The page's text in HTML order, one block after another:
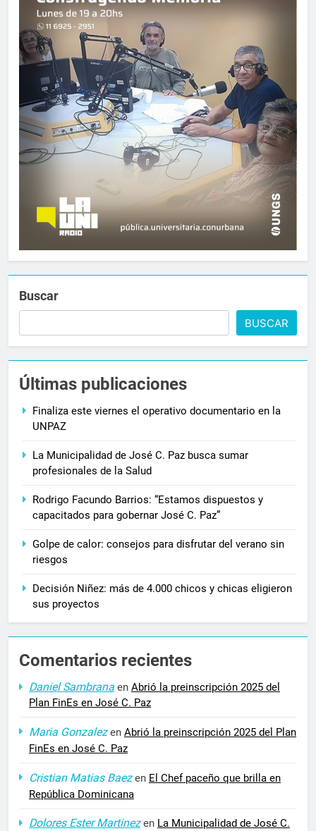
Buscar
BUSCAR
Últimas publicaciones
Finaliza este viernes el operativo documentario en la
UNPAZ
La Municipalidad de José C. Paz busca sumar
profesionales de la Salud
Rodrigo Facundo Barrios: “Estamos dispuestos y
capacitados para gobernar José C. Paz”
Golpe de calor: consejos para disfrutar del verano sin
riesgos
Decisión Niñez: más de 4.000 chicos y chicas eligieron
sus proyectos
Comentarios recientes
Daniel Sambrana en Abrió la preinscripción 2025 del
Plan FinEs en José C. Paz
Maria Gonzalezen Abrió la preinscripción 2025 del Plan
FinEs en José C. Paz
Cristian Matias Baezen El Chef paceño que brilla en
República Dominicana
Dolores Ester Martinezen La Municipalidad de José C.